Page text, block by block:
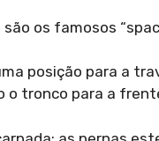
são os famosos
posição para a
o tronco para a